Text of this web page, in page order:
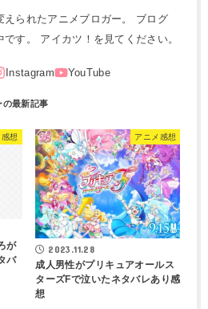
えられたアニメブロガー。 ブログ
です。 アイカツ！を見てください。
想
が
バ
アニメ感想
2023.11.28
成人男性がプリキュアオールス
ターズFで泣いたネタバレあり感
想